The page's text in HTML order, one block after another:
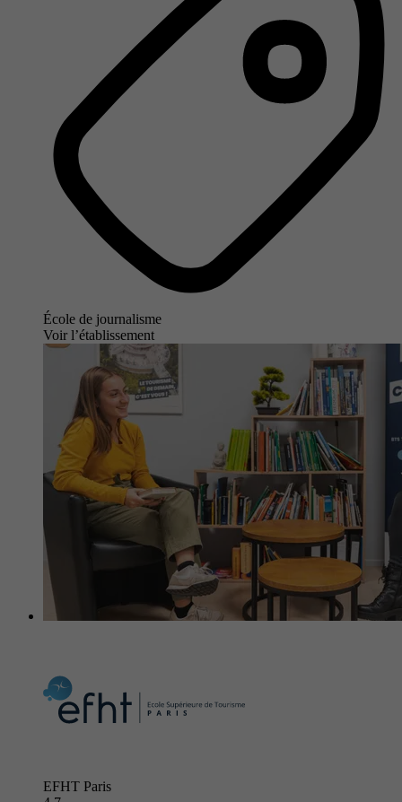
École de journalisme
Voir l’établissement
EFHT Paris